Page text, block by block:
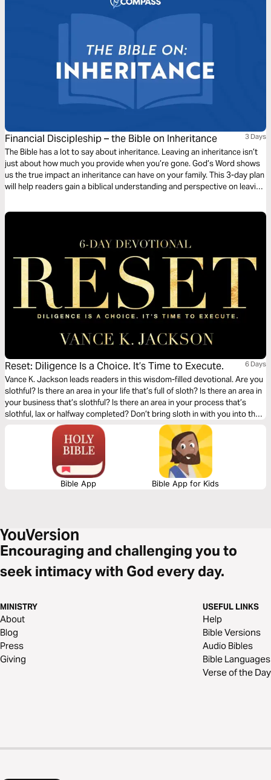
Financial Discipleship – the Bible on Inheritance 3 Days
The Bible has a lot to say about inheritance. Leaving an inheritance isn’t
just about how much you provide when you’re gone. God’s Word shows
us the true impact an inheritance can have on your family. This 3-day plan
will help readers gain a biblical understanding and perspective on leaving
learning with others.
Reset: Diligence Is a Choice. It’s Time to Execute. 6 Days
Vance K. Jackson leads readers in this wisdom-filled devotional. Are you
slothful? Is there an area in your life that’s full of sloth? Is there an area in
your business that’s slothful? Is there an area in your process that’s
slothful, lax or halfway completed? Don’t bring sloth in with you into the
next season. Leave sloth behind. Let God lead your hands as you read
this life-transforming message.
Bible App Bible App for Kids
Encouraging and challenging you to
seek intimacy with God every day.
MINISTRY
About
Blog
Press
Giving
USEFUL LINKS
Help
Bible Versions
Audio Bibles
Bible Languages
Verse of the Day